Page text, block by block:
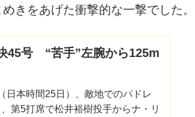
きをあげた衝撃的な一撃でした。
45号 “苦手”左腕から125m
日本時間25日）、敵地でのパドレ
第5打席で松井裕樹投手からナ・リ